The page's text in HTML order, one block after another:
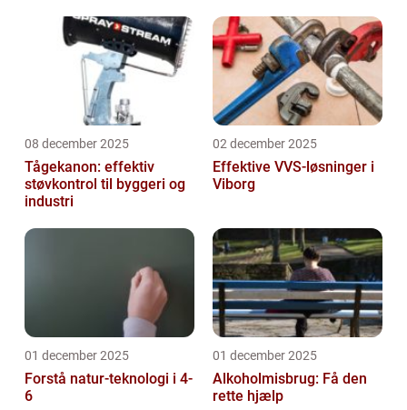
08 december 2025
Tågekanon: effektiv
støvkontrol til byggeri og
industri
02 december 2025
Effektive VVS-løsninger i
Viborg
01 december 2025
Forstå natur-teknologi i 4-
6
01 december 2025
Alkoholmisbrug: Få den
rette hjælp